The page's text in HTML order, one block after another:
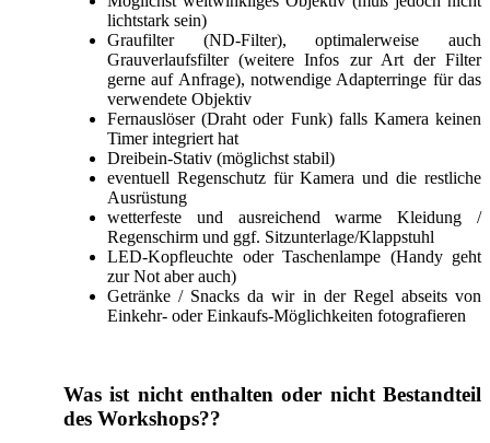
lichtstark sein)
Graufilter (ND-Filter), optimalerweise auch
Grauverlaufsfilter (weitere Infos zur Art der Filter
gerne auf Anfrage), notwendige Adapterringe für das
verwendete Objektiv
Fernauslöser (Draht oder Funk) falls Kamera keinen
Timer integriert hat
Dreibein-Stativ (möglichst stabil)
eventuell Regenschutz für Kamera und die restliche
Ausrüstung
wetterfeste und ausreichend warme Kleidung /
Regenschirm und ggf. Sitzunterlage/Klappstuhl
LED-Kopfleuchte oder Taschenlampe (Handy geht
zur Not aber auch)
Getränke / Snacks da wir in der Regel abseits von
Einkehr- oder Einkaufs-Möglichkeiten fotografieren
Was ist nicht enthalten oder nicht Bestandteil
des Workshops??